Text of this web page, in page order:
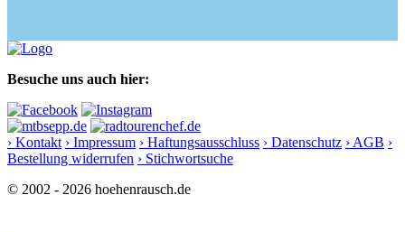
Besuche uns auch hier:
› Kontakt › Impressum › Haftungsausschluss › Datenschutz › AGB ›
Bestellung widerrufen › Stichwortsuche
© 2002 - 2026 hoehenrausch.de